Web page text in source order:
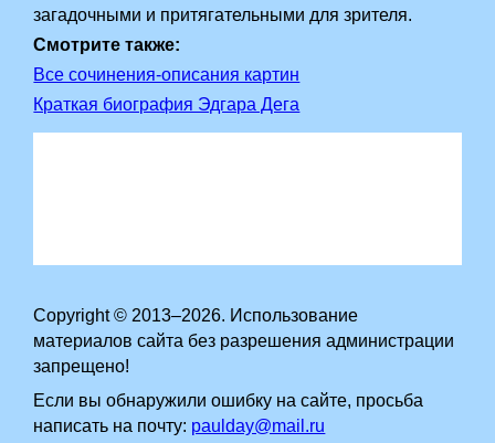
загадочными и притягательными для зрителя.
Смотрите также:
Все сочинения-описания картин
Краткая биография Эдгара Дега
Copyright © 2013–2026. Использование
материалов сайта без разрешения администрации
запрещено!
Если вы обнаружили ошибку на сайте, просьба
написать на почту: paulday@mail.ru